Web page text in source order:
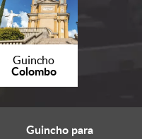
Guincho
Colombo
Guincho para